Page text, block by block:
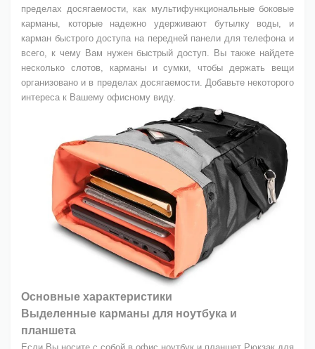
пределах досягаемости, как мультифункциональные боковые
карманы, которые надежно удерживают бутылку воды, и
карман быстрого доступа на передней панели для телефона и
всего, к чему Вам нужен быстрый доступ. Вы также найдете
несколько слотов, карманы и сумки, чтобы держать вещи
организовано и в пределах досягаемости. Добавьте некоторого
интереса к Вашему офисному виду.
Основные характеристики
Выделенные карманы для ноутбука и
планшета